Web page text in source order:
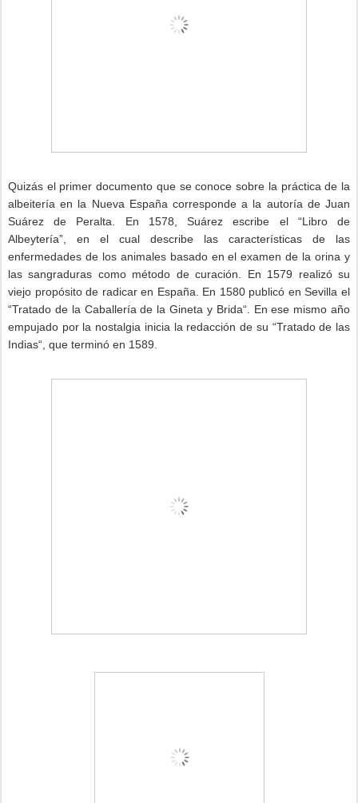
Quizás el primer documento que se conoce sobre la práctica de la
albeitería en la Nueva España corresponde a la autoría de Juan
Suárez de Peralta. En 1578, Suárez escribe el “Libro de
Albeytería”, en el cual describe las características de las
enfermedades de los animales basado en el examen de la orina y
las sangraduras como método de curación. En 1579 realizó su
viejo propósito de radicar en España. En 1580 publicó en Sevilla el
“Tratado de la Caballería de la Gineta y Brida“. En ese mismo año
empujado por la nostalgia inicia la redacción de su “Tratado de las
Indias“, que terminó en 1589.